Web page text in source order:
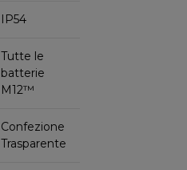
IP54
Tutte le
batterie
M12™
Confezione
Trasparente